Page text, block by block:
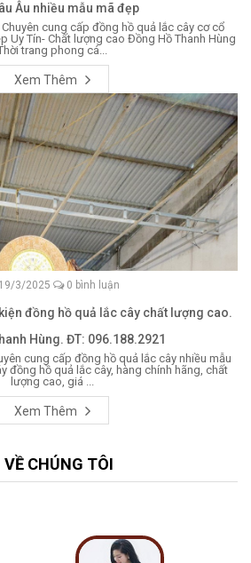
Âu nhiều mẫu mã đẹp
cung cấp đồng hồ quả lắc cây cơ cổ
Uy Tín- Chất lượng cao Đồng Hồ Thanh Hùng
trang phong cá...
Xem Thêm
3/2025 0 bình luận
đồng hồ quả lắc cây chất lượng cao.
Hùng. ĐT: 096.188.2921
cung cấp đồng hồ quả lắc cây nhiều mẫu
đồng hồ quả lắc cây, hàng chính hãng, chất
lượng cao, giá ...
Xem Thêm
CHÚNG TÔI